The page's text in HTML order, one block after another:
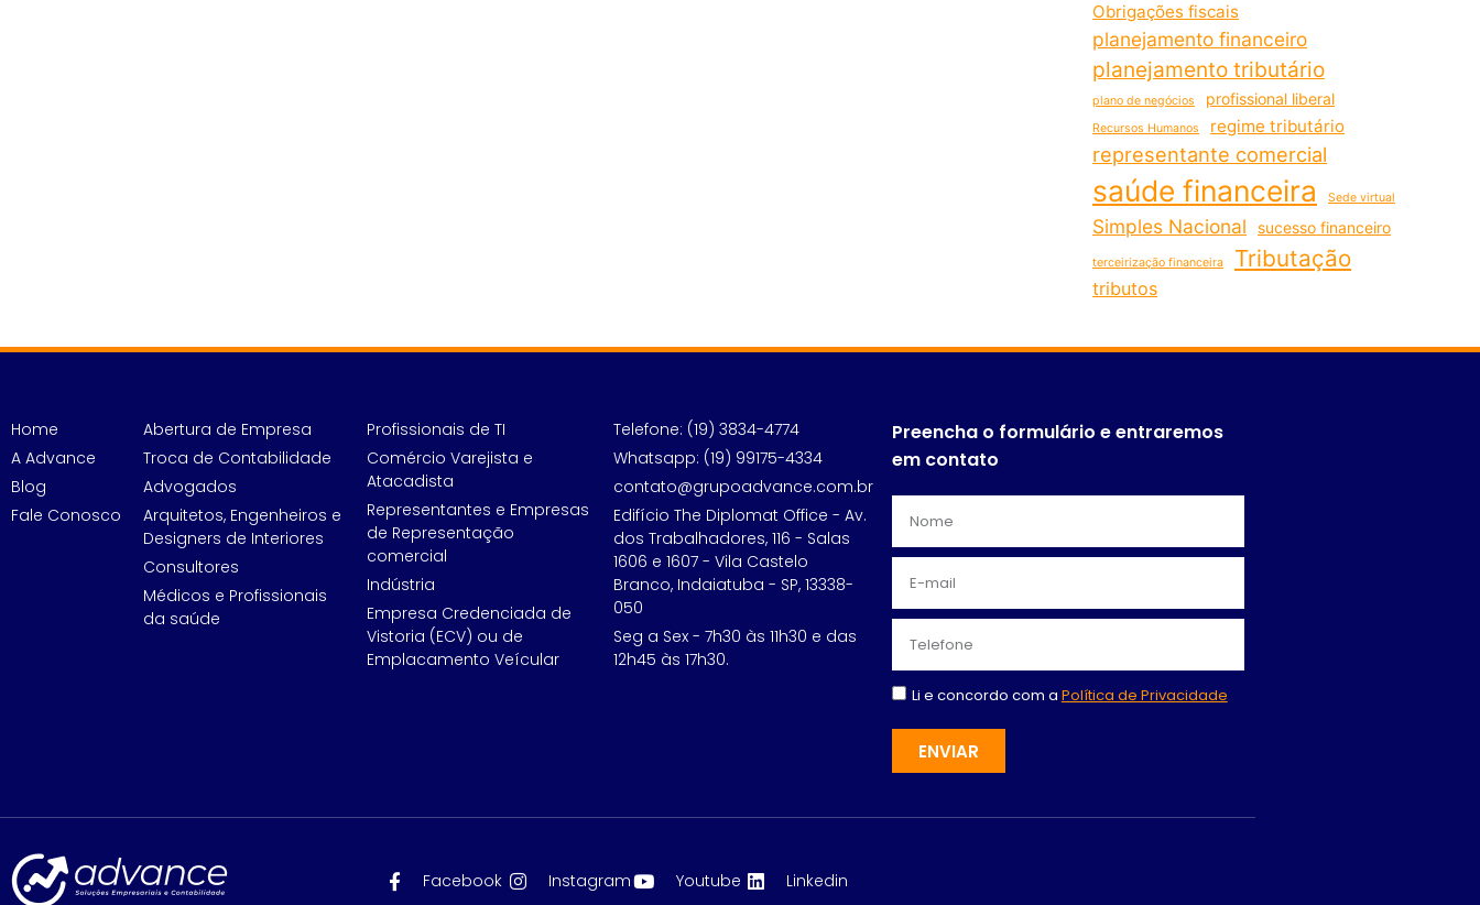
Obrigações fiscais
planejamento financeiro
planejamento tributário
plano de negócios profissional liberal
Recursos Humanos regime tributário
representante comercial
saúde financeira Sede virtual
Simples Nacional sucesso financeiro
terceirização financeira Tributação
tributos
Home
A Advance
Blog
Fale Conosco
Abertura de Empresa
Troca de Contabilidade
Advogados
Arquitetos, Engenheiros e
Designers de Interiores
Consultores
Médicos e Profissionais
da saúde
Profissionais de TI
Comércio Varejista e
Atacadista
Representantes e Empresas
de Representação
comercial
Indústria
Empresa Credenciada de
Vistoria (ECV) ou de
Emplacamento Veícular
Telefone: (19) 3834-4774
Whatsapp: (19) 99175-4334
contato@grupoadvance.com.br
Edifício The Diplomat Office - Av.
dos Trabalhadores, 116 - Salas
1606 e 1607 - Vila Castelo
Branco, Indaiatuba - SP, 13338-
050
Seg a Sex - 7h30 às 11h30 e das
12h45 às 17h30.
Preencha o formulário e entraremos
em contato
Li e concordo com a Política de Privacidade
ENVIAR
Facebook Instagram Youtube Linkedin